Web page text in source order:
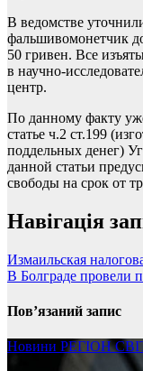
В ведомстве
фальшивомонетчик
50 гривен. Все
в научно-
центр.
По данному факту
статье ч.2 ст.199
поддельных денег)
данной статьи
свободы на срок от
Навігація
Измаильская
В Болграде провели
Пов’язаний запис
Новини РЕГІОН